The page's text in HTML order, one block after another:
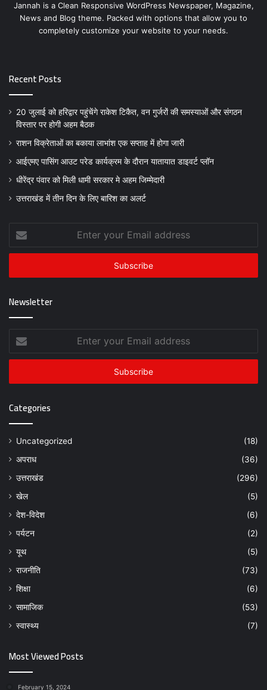
Jannah is a Clean Responsive WordPress Newspaper, Magazine,
News and Blog theme. Packed with options that allow you to
completely customize your website to your needs.
Recent Posts
20 जुलाई को हरिद्वार पहुंचेंगे राकेश टिकैत, वन गुर्जरों की समस्याओं और संगठन
विस्तार पर होगी अहम बैठक
राशन विक्रेताओं का बकाया लाभांश एक सप्ताह में होगा जारी
आईएमए पासिंग आउट परेड कार्यक्रम के दौरान यातायात डाइवर्ट प्लॉन
धीरेंद्र पंवार को मिली धामी सरकार मे अहम जिम्मेदारी
उत्तराखंड में तीन दिन के लिए बारिश का अलर्ट
your
Email
Newsletter
your
Email
Categories
Uncategorized
(18)
अपराध
(36)
उत्तराखंड
(296)
खेल
(5)
देश-विदेश
(6)
पर्यटन
(2)
यूथ
(5)
राजनीति
(73)
शिक्षा
(6)
सामाजिक
(53)
स्वास्थ्य
(7)
Most Viewed Posts
February 15, 2024